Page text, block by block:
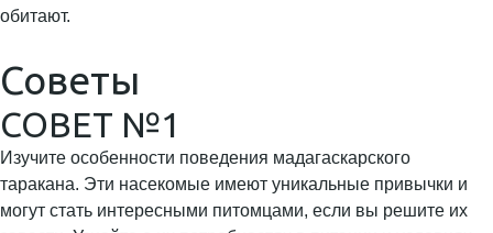
обитают.
Советы
СОВЕТ №1
Изучите особенности поведения мадагаскарского
таракана. Эти насекомые имеют уникальные привычки и
могут стать интересными питомцами, если вы решите их